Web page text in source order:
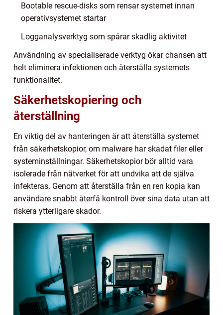
Bootable rescue-disks som rensar systemet innan
operativsystemet startar
Logganalysverktyg som spårar skadlig aktivitet
Användning av specialiserade verktyg ökar chansen att
helt eliminera infektionen och återställa systemets
funktionalitet.
Säkerhetskopiering och
återställning
En viktig del av hanteringen är att återställa systemet
från säkerhetskopior, om malware har skadat filer eller
systeminställningar. Säkerhetskopior bör alltid vara
isolerade från nätverket för att undvika att de själva
infekteras. Genom att återställa från en ren kopia kan
användare snabbt återfå kontroll över sina data utan att
riskera ytterligare skador.